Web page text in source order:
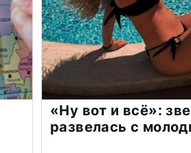
«Ну вот и всё»:
развелась с